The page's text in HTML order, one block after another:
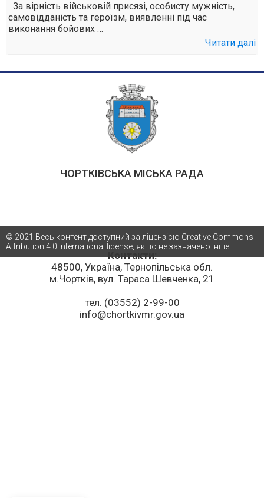
За вірність військовій присязі, особисту мужність,
самовідданість та героїзм, виявленні під час
виконання бойових …
Читати далі
ЧОРТКІВСЬКА МІСЬКА РАДА
Контакти:
48500, Україна, Тернопільська обл.
м.Чортків, вул. Тараса Шевченка, 21
тел. (03552) 2-99-00
info@chortkivmr.gov.ua
© 2021 Весь контент доступний за ліцензією Creative Commons
Attribution 4.0 International license, якщо не зазначено інше.